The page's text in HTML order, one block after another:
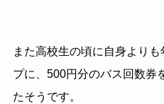
また高校生の頃に自身より
プに、500円分のバス回数券
たそうです。